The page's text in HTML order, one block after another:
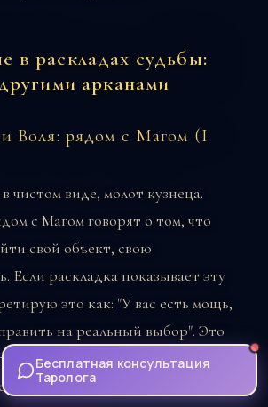
в раскладах судьбы:
арканами
Воля: рядом с Магом (I
чистом виде, молот кузнеца.
с Магом говорят о том, что
свой объект, свою
Если раскладка показывает эту
это как: "У вас есть мощь,
на реальный выбор". Это
знак (воля находит выход)
(воля направлена на
Бесплатная консультация
Таролога